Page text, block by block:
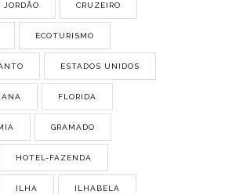
JORDÃO CRUZEIRO
ECOTURISMO
ESTADOS UNIDOS
FLORIDA
GRAMADO
HOTEL-FAZENDA
ILHA ILHABELA